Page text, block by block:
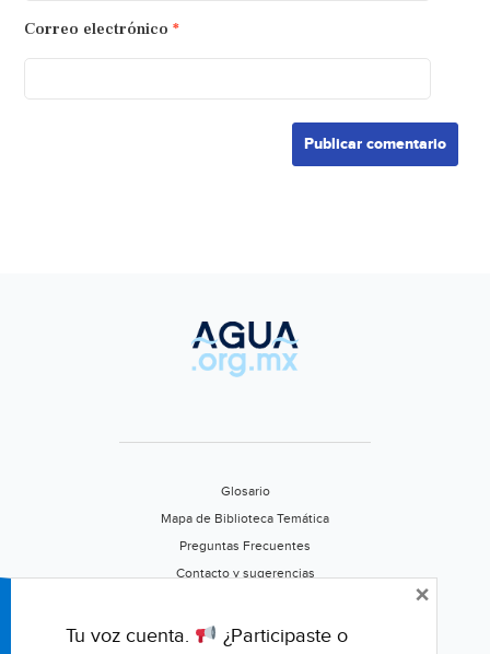
Correo electrónico *
Glosario
Mapa de Biblioteca Temática
Preguntas Frecuentes
Contacto y sugerencias
Califica este portal
Tu voz cuenta.
¿Participaste o
×